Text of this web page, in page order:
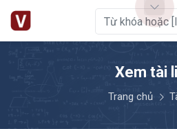
Xem tài
Trang chủ